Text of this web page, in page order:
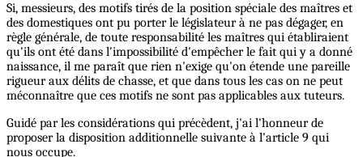
Si, messieurs, des motifs tirés de la position spéciale des maîtres et
des domestiques ont pu porter le législateur à ne pas dégager, en
règle générale, de toute responsabilité les maîtres qui établiraient
qu'ils ont été dans l'impossibilité d'empêcher le fait qui y a donné
naissance, il me paraît que rien n'exige qu'on étende une pareille
rigueur aux délits de chasse, et que dans tous les cas on ne peut
méconnaître que ces motifs ne sont pas applicables aux tuteurs.
Guidé par les considérations qui précèdent, j'ai l'honneur de
proposer la disposition additionnelle suivante à l'article 9 qui
nous occupe.